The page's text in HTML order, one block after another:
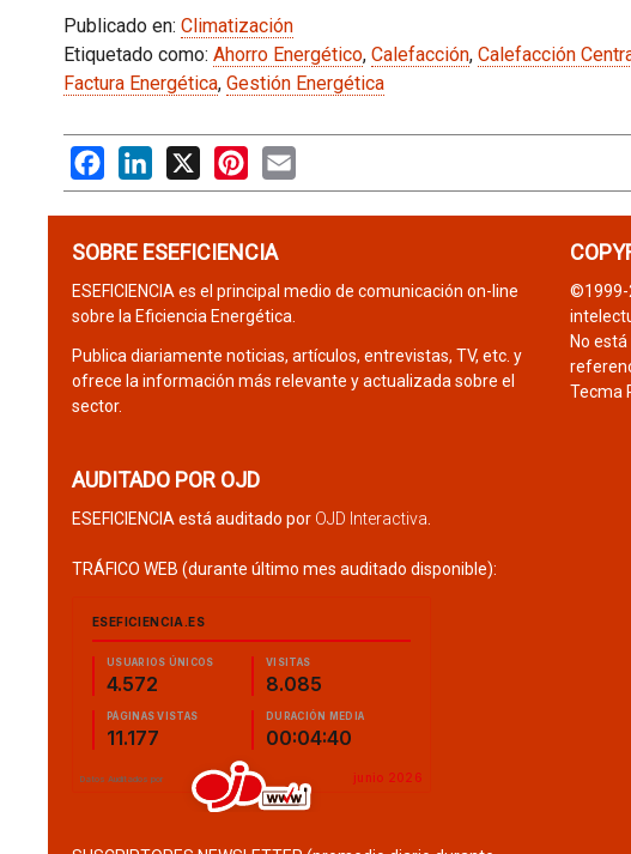
Publicado en: Climatización
Etiquetado como: Ahorro Energético, Calefacción, Calefacción
Factura Energética, Gestión Energética
FacebookLinkedIn
X PinterestEmail
SOBRE ESEFICIENCIA
ESEFICIENCIA es el principal medio de comunicación on-line
sobre la Eficiencia Energética.
Publica diariamente noticias, artículos, entrevistas, TV, etc. y
ofrece la información más relevante y actualizada sobre el
sector.
AUDITADO POR OJD
ESEFICIENCIA está auditado por OJD Interactiva
TRÁFICO WEB (durante último mes auditado disponible):
©1999-
No
Tecma